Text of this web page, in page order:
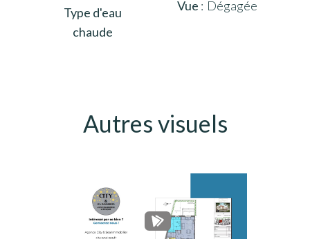
Type d'eau
chaude
Vue Dégagée
Autres visuels